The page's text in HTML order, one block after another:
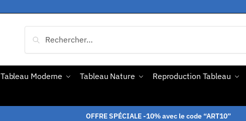
Tableau Moderne Tableau Nature Reproduction Tableau
OFFRE SPÉCIALE -10% avec le code “ART10”